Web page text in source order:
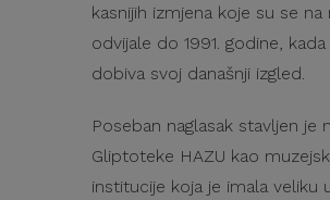
kasnijih izmjena koje su se na
odvijale do 1991. godine,
dobiva svoj današnji izgled.
Poseban naglasak stavljen je
Gliptoteke HAZU kao
institucije koja je imala veliku